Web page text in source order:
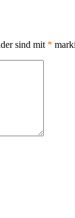
sind mit *